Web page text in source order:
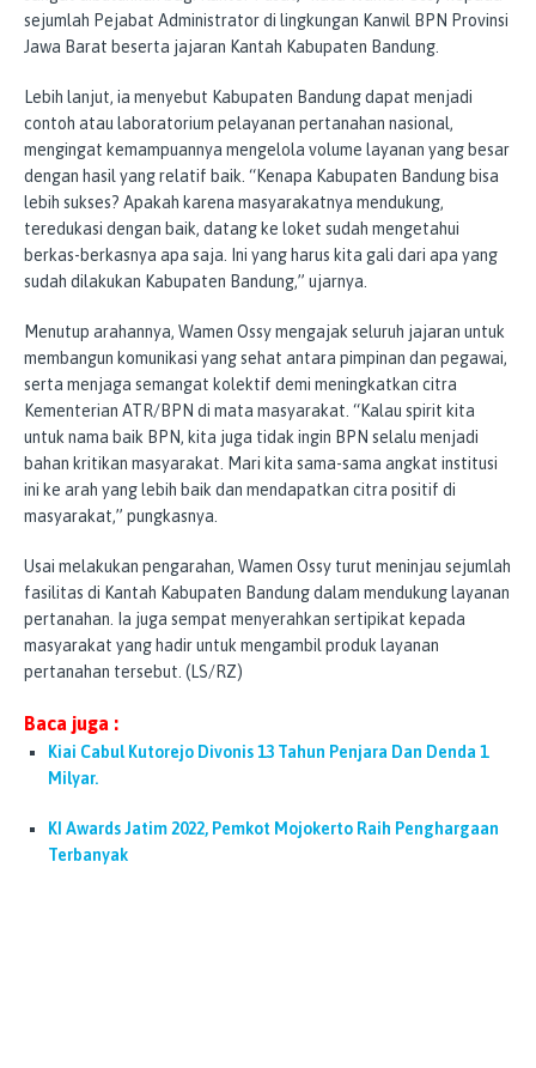
sejumlah Pejabat Administrator di lingkungan Kanwil BPN Provinsi
Jawa Barat beserta jajaran Kantah Kabupaten Bandung.
Lebih lanjut, ia menyebut Kabupaten Bandung dapat menjadi
contoh atau laboratorium pelayanan pertanahan nasional,
mengingat kemampuannya mengelola volume layanan yang besar
dengan hasil yang relatif baik. “Kenapa Kabupaten Bandung bisa
lebih sukses? Apakah karena masyarakatnya mendukung,
teredukasi dengan baik, datang ke loket sudah mengetahui
berkas-berkasnya apa saja. Ini yang harus kita gali dari apa yang
sudah dilakukan Kabupaten Bandung,” ujarnya.
Menutup arahannya, Wamen Ossy mengajak seluruh jajaran untuk
membangun komunikasi yang sehat antara pimpinan dan pegawai,
serta menjaga semangat kolektif demi meningkatkan citra
Kementerian ATR/BPN di mata masyarakat. “Kalau spirit kita
untuk nama baik BPN, kita juga tidak ingin BPN selalu menjadi
bahan kritikan masyarakat. Mari kita sama-sama angkat institusi
ini ke arah yang lebih baik dan mendapatkan citra positif di
masyarakat,” pungkasnya.
Usai melakukan pengarahan, Wamen Ossy turut meninjau sejumlah
fasilitas di Kantah Kabupaten Bandung dalam mendukung layanan
pertanahan. Ia juga sempat menyerahkan sertipikat kepada
masyarakat yang hadir untuk mengambil produk layanan
pertanahan tersebut. (LS/RZ)
Baca juga :
Kiai Cabul Kutorejo Divonis 13 Tahun Penjara Dan Denda 1
Milyar.
KI Awards Jatim 2022, Pemkot Mojokerto Raih Penghargaan
Terbanyak